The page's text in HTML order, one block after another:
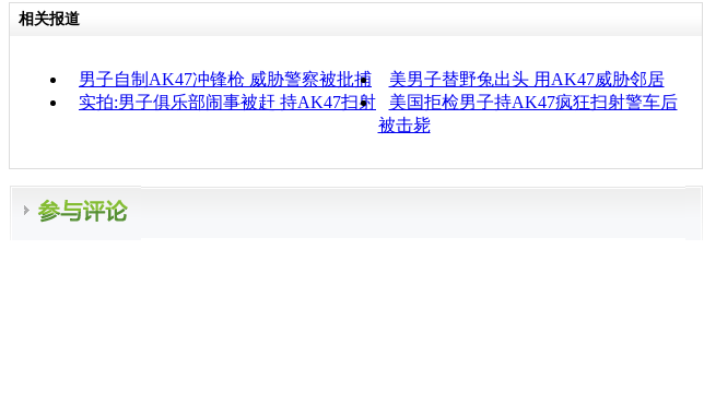
相关报道
男子自制AK47冲锋枪 威胁警察被批捕
美男子替野兔出头 用AK47威胁邻居
实拍:男子俱乐部闹事被赶 持AK47扫射
美国拒检男子持AK47疯狂扫射警车后
被击毙